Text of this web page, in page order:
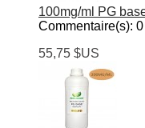
100mg/ml PG
Commentaire(s): 0
55,75 $US